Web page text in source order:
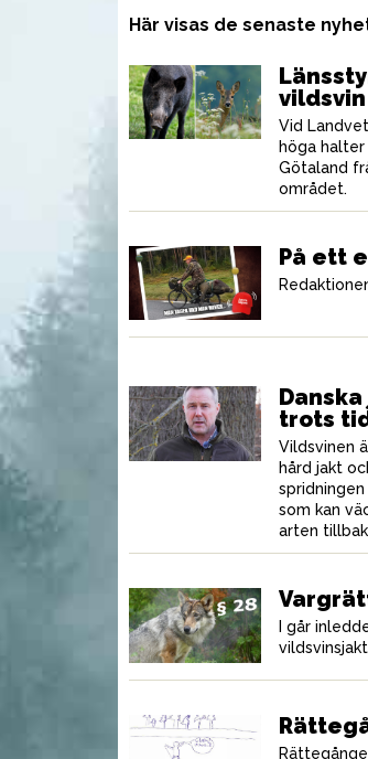
Här visas de senaste
Vid
höga halter
Götaland
området.
På ett
trots
Vildsvinen
hård jakt
som kan
arten
I går
VAPEN
Stark konkurrent i